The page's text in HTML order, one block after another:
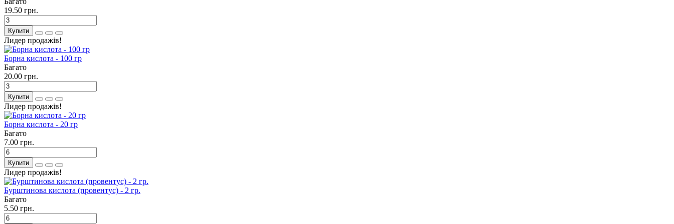
19.50 грн.
Купити
Лидер продажів!
Борна кислота - 100 гр
Багато
20.00 грн.
Купити
Лидер продажів!
Борна кислота - 20 гр
Багато
7.00 грн.
Купити
Лидер продажів!
Бурштинова кислота (провентус) - 2 гр.
Багато
5.50 грн.